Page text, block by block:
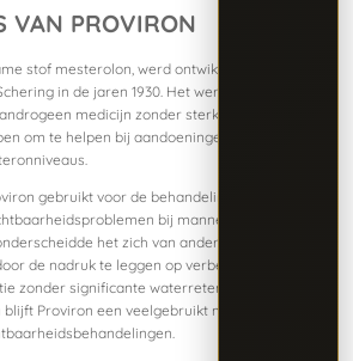
VAN PROVIRON
stof mesterolon, werd ontwikkeld door het
in de jaren 1930. Het werd
medicijn zonder sterke anabole
om te helpen bij aandoeningen die verband
gebruikt voor de behandeling van
bij mannen. Door zijn
het zich van andere
de nadruk te leggen op verbetering van
zonder significante waterretentie of
Proviron een veelgebruikt medicijn binnen